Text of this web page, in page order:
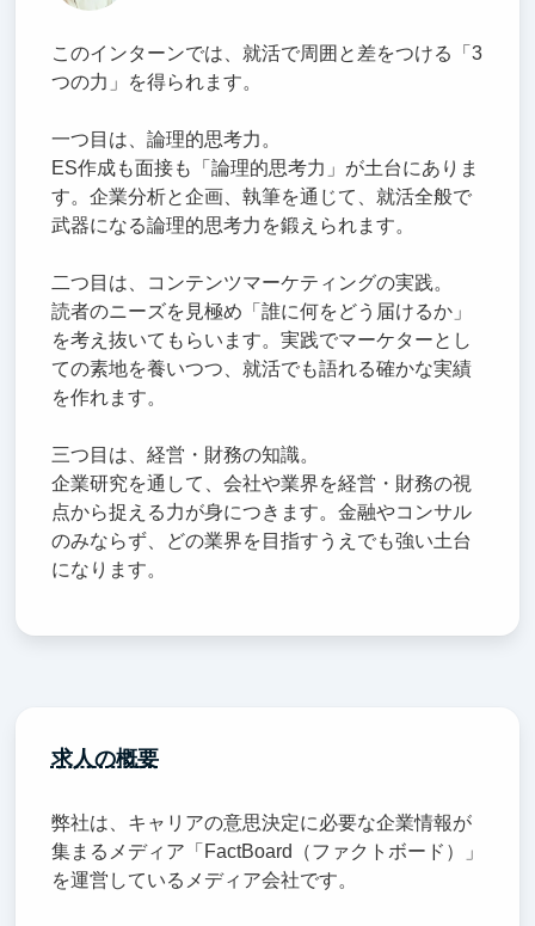
このインターンでは、就活で周囲と差をつける「3
つの力」を得られます。
一つ目は、論理的思考力。
ES作成も面接も「論理的思考力」が土台にありま
す。企業分析と企画、執筆を通じて、就活全般で
武器になる論理的思考力を鍛えられます。
二つ目は、コンテンツマーケティングの実践。
読者のニーズを見極め「誰に何をどう届けるか」
を考え抜いてもらいます。実践でマーケターとし
ての素地を養いつつ、就活でも語れる確かな実績
を作れます。
三つ目は、経営・財務の知識。
企業研究を通して、会社や業界を経営・財務の視
点から捉える力が身につきます。金融やコンサル
のみならず、どの業界を目指すうえでも強い土台
になります。
求人の概要
弊社は、キャリアの意思決定に必要な企業情報が
集まるメディア「FactBoard（ファクトボード）」
を運営しているメディア会社です。